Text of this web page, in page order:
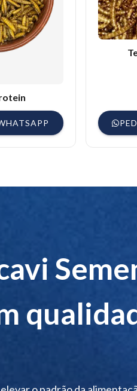
Origem bem documentada: